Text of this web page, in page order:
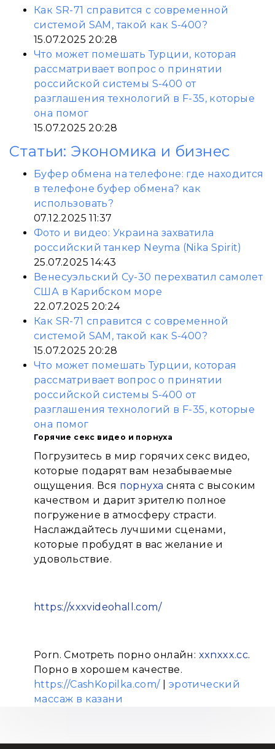
Как SR-71 справится с современной
системой SAM, такой как S-400?
15.07.2025 20:28
Что может помешать Турции, которая
рассматривает вопрос о принятии
российской системы S-400 от
разглашения технологий в F-35, которые
она помог
15.07.2025 20:28
Статьи: Экономика и бизнес
Буфер обмена на телефоне: где находится
в телефоне буфер обмена? как
использовать?
07.12.2025 11:37
Фото и видео: Украина захватила
российский танкер Neyma (Nika Spirit)
25.07.2025 14:43
Венесуэльский Су-30 перехватил самолет
США в Карибском море
22.07.2025 20:24
Как SR-71 справится с современной
системой SAM, такой как S-400?
15.07.2025 20:28
Что может помешать Турции, которая
рассматривает вопрос о принятии
российской системы S-400 от
разглашения технологий в F-35, которые
она помог
Горячие секс видео и порнуха
Погрузитесь в мир горячих секс видео,
которые подарят вам незабываемые
ощущения. Вся порнуха снята с высоким
качеством и дарит зрителю полное
погружение в атмосферу страсти.
Наслаждайтесь лучшими сценами,
которые пробудят в вас желание и
удовольствие.
https://xxxvideohall.com/
Porn. Смотреть порно онлайн: xxnxxx.cc.
Порно в хорошем качестве.
https://CashKopilka.com/| эротический
массаж в казани